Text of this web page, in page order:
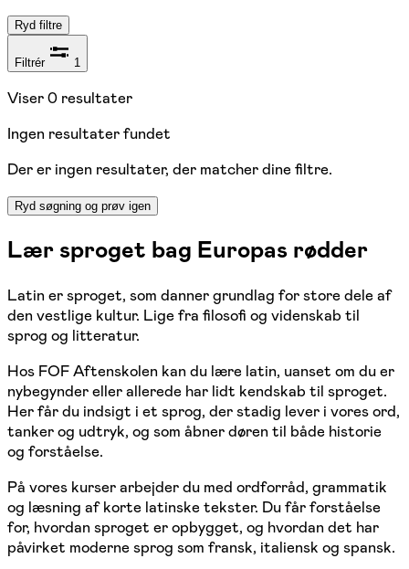
Ryd filtre
Filtrér 1
Viser0 resultater
Ingen resultater fundet
Der er ingen resultater, der matcher dine filtre.
Ryd søgning og prøv igen
Lær sproget bag Europas rødder
Latin er sproget, som danner grundlag for store dele af
den vestlige kultur. Lige fra filosofi og videnskab til
sprog og litteratur.
Hos FOF Aftenskolen kan du lære latin, uanset om du er
nybegynder eller allerede har lidt kendskab til sproget.
Her får du indsigt i et sprog, der stadig lever i vores ord,
tanker og udtryk, og som åbner døren til både historie
og forståelse.
På vores kurser arbejder du med ordforråd, grammatik
og læsning af korte latinske tekster. Du får forståelse
for, hvordan sproget er opbygget, og hvordan det har
påvirket moderne sprog som fransk, italiensk og spansk.